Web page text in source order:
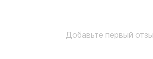
Добавьте первый